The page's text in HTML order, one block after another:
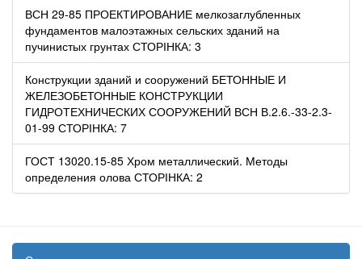
ВСН 29-85 ПРОЕКТИРОВАНИЕ мелкозаглубленных
фундаментов малоэтажных сельских зданий на
пучинистых грунтах СТОРІНКА: 3
Конструкции зданий и сооружений БЕТОННЫЕ И
ЖЕЛЕЗОБЕТОННЫЕ КОНСТРУКЦИИ
ГИДРОТЕХНИЧЕСКИХ СООРУЖЕНИЙ ВСН В.2.6.-33-2.3-
01-99 СТОРІНКА: 7
ГОСТ 13020.15-85 Хром металлический. Методы
определения олова СТОРІНКА: 2